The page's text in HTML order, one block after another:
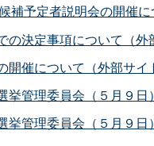
予定者説明会の開催に
決定事項について（外
催について（外部サイ
管理委員会（５月９日
管理委員会（５月９日